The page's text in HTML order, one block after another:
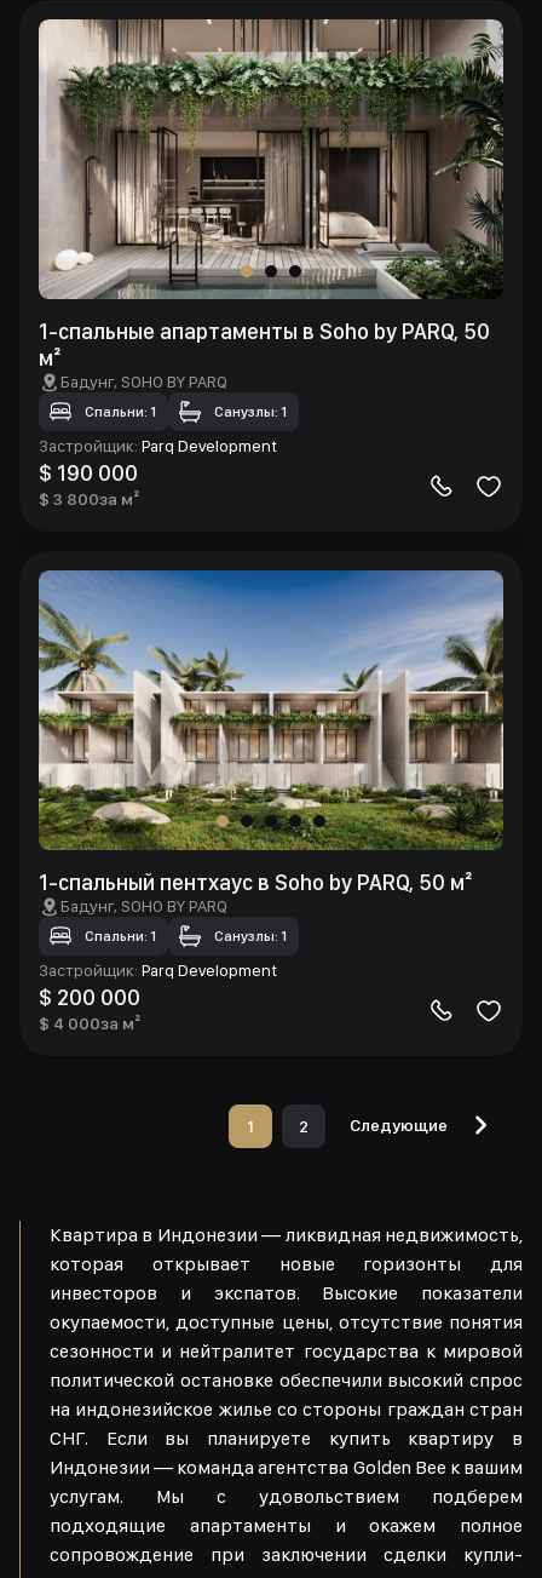
1-спальные апартаменты в Soho by PARQ, 50
м²
Бадунг, SOHO BY PARQ
Спальни: 1 Санузлы: 1
Застройщик: Parq Development
$ 190 000
$ 3 800за м²
1-спальный пентхаус в Soho by PARQ, 50 м²
Бадунг, SOHO BY PARQ
Спальни: 1 Санузлы: 1
Застройщик: Parq Development
$ 200 000
$ 4 000за м²
1 2 Следующие
Квартира в Индонезии — ликвидная недвижимость,
которая открывает новые горизонты для
инвесторов и экспатов. Высокие показатели
окупаемости, доступные цены, отсутствие понятия
сезонности и нейтралитет государства к мировой
политической остановке обеспечили высокий спрос
на индонезийское жилье со стороны граждан стран
СНГ. Если вы планируете купить квартиру в
Индонезии — команда агентства Golden Bee к вашим
услугам. Мы с удовольствием подберем
подходящие апартаменты и окажем полное
сопровождение при заключении сделки купли-